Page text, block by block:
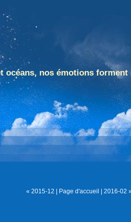
océans, nos émotions forment
« 2015-12 | Page d'accueil | 2016-02